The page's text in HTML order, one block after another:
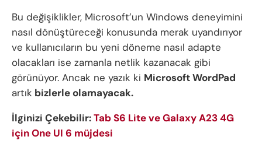
Bu değişiklikler, Microsoft’un Windows deneyimini
nasıl dönüştüreceği konusunda merak uyandırıyor
ve kullanıcıların bu yeni döneme nasıl adapte
olacakları ise zamanla netlik kazanacak gibi
görünüyor. Ancak ne yazık ki Microsoft WordPad
artık bizlerle olamayacak.
İlginizi Çekebilir:Tab S6 Lite ve Galaxy A23 4G
için One UI 6 müjdesi